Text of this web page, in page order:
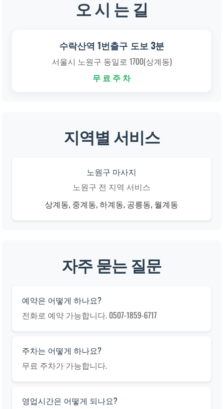
오 시 는 길
수락산역 1번출구 도보 3분
서울시 노원구 동일로 1700(상계동)
무 료 주 차
지역별 서비스
노원구 마사지
노원구 전 지역 서비스
상계동, 중계동, 하계동, 공릉동, 월계동
자주 묻는 질문
예약은 어떻게 하나요?
전화로 예약 가능합니다. 0507-1859-6717
주차는 어떻게 하나요?
무료 주차가 가능합니다.
영업시간은 어떻게 되나요?